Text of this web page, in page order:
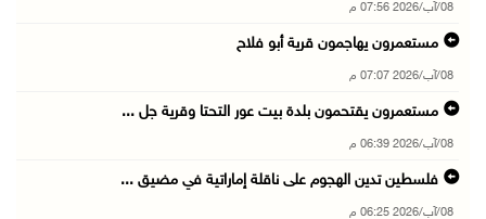
08/آب/2026 07:56 م
مستعمرون يهاجمون قرية أبو فلاح
08/آب/2026 07:07 م
مستعمرون يقتحمون بلدة بيت عور التحتا وقرية جل ...
08/آب/2026 06:39 م
فلسطين تدين الهجوم على ناقلة إماراتية في مضيق ...
08/آب/2026 06:25 م